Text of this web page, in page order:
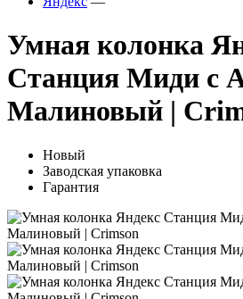
Умная колонка
Станция Миди с
Малиновый |
Новый
Заводская упаковка
Гарантия